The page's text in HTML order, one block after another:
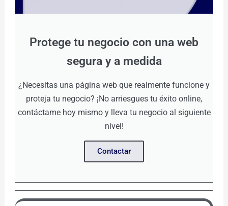
Protege tu negocio con una web
segura y a medida
¿Necesitas una página web que realmente funcione y
proteja tu negocio? ¡No arriesgues tu éxito online,
contáctame hoy mismo y lleva tu negocio al siguiente
nivel!
Contactar